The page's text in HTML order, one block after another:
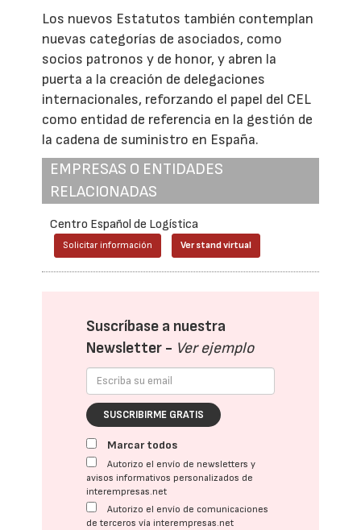
Los nuevos Estatutos también contemplan
nuevas categorías de asociados, como
socios patronos y de honor, y abren la
puerta a la creación de delegaciones
internacionales, reforzando el papel del CEL
como entidad de referencia en la gestión de
la cadena de suministro en España.
EMPRESAS O ENTIDADES
RELACIONADAS
Centro Español de Logística
Solicitar información Ver stand virtual
Suscríbase a nuestra
Newsletter - Ver ejemplo
SUSCRIBIRME GRATIS
Marcar todos
Autorizo el envío de newsletters y
avisos informativos personalizados de
interempresas.net
Autorizo el envío de comunicaciones
de terceros vía interempresas.net